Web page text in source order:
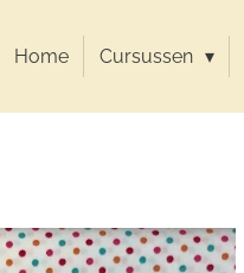
Home Cursussen